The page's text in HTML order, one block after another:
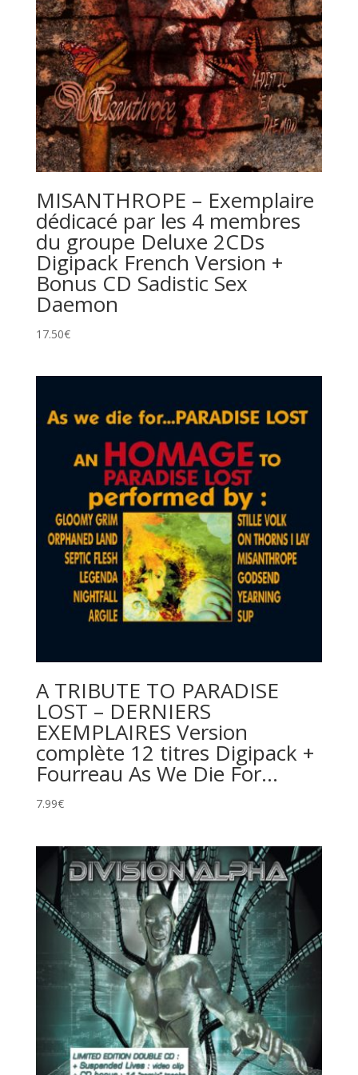
MISANTHROPE – Exemplaire
dédicacé par les 4 membres
du groupe Deluxe 2CDs
Digipack French Version +
Bonus CD Sadistic Sex
Daemon
17.50€
A TRIBUTE TO PARADISE
LOST – DERNIERS
EXEMPLAIRES Version
complète 12 titres Digipack +
Fourreau As We Die For…
7.99€